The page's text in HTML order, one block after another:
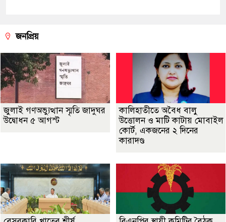
জনপ্রিয়
জুলাই গণঅভ্যুত্থান স্মৃতি জাদুঘর
উদ্বোধন ৫ আগস্ট
কালিহাতীতে অবৈধ বালু
উত্তোলন ও মাটি কাটায় মোবাইল
কোর্ট, একজনের ২ দিনের
কারাদণ্ড